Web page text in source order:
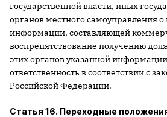
государственной власти, иных
органов местного самоуправления
информации, составляющей
воспрепятствование получению
этих органов указанной
ответственность в соответствии с
Российской Федерации.
Статья 16. Переходные